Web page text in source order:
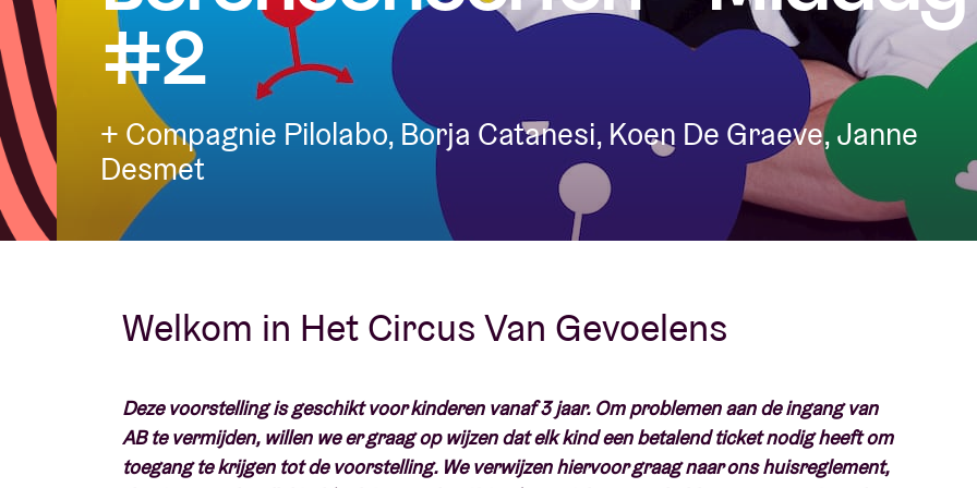
Bezoekersinfo
AB ❤ you
Over AB
Contact
#2
+ Compagnie Pilolabo, Borja Catanesi, Koen De Graeve, Janne
Desmet
Welkom in Het Circus Van Gevoelens
Deze voorstelling is geschikt voor kinderen vanaf 3 jaar. Om problemen aan de ingang van
AB te vermijden, willen we er graag op wijzen dat elk kind een betalend ticket nodig heeft om
toegang te krijgen tot de voorstelling. We verwijzen hiervoor graag naar ons huisreglement,